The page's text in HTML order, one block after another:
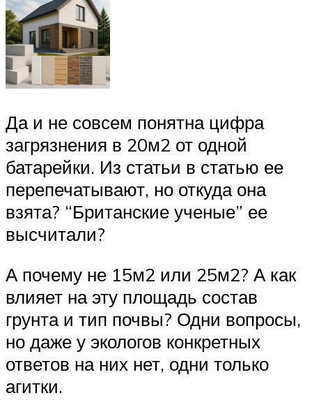
Да и не совсем понятна цифра
загрязнения в 20м2 от одной
батарейки. Из статьи в статью ее
перепечатывают, но откуда она
взята? “Британские ученые” ее
высчитали?
А почему не 15м2 или 25м2? А как
влияет на эту площадь состав
грунта и тип почвы? Одни вопросы,
но даже у экологов конкретных
ответов на них нет, одни только
агитки.